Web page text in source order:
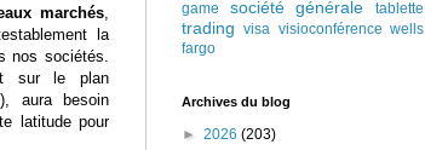
marchés,
la
nos sociétés.
sur le plan
aura besoin
latitude pour
game
société générale tablette
trading visa visioconférence wells
fargo
Archives du blog
► 2026 (203)